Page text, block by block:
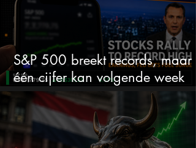
S&P 500 breekt records, maar
één cijfer kan volgende week
alles veranderen